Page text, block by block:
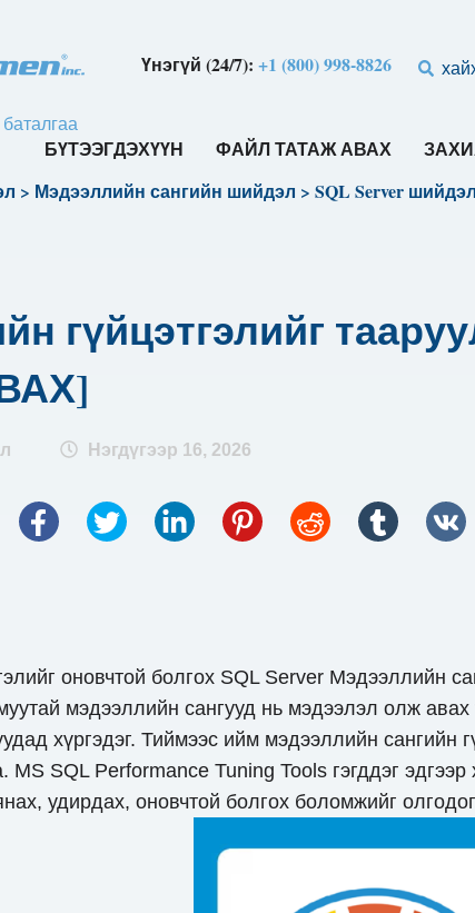
Үнэгүй (24/7):+1 (800) 998-8826
БҮТЭЭГДЭХҮҮН ФАЙЛ ТАТАЖ АВАХ
> Мэдээллийн сангийн шийдэл > SQL Server шийдэл
гүйцэтгэлийг
Нэгдүгээр 16, 2026
оновчтой болгох SQL Server Мэдээллийн
мэдээллийн сангууд нь мэдээлэл олж
хүргэдэг. Тиймээс ийм мэдээллийн сангийн
MS SQL Performance Tuning Tools гэгддэг
удирдах, оновчтой болгох боломжийг